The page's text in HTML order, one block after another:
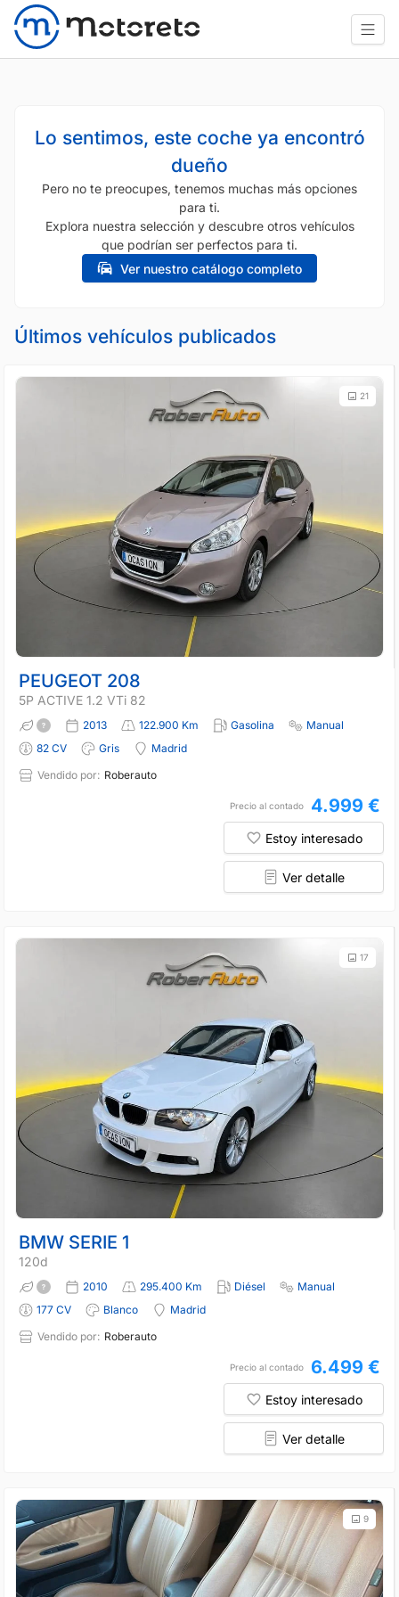
Lo sentimos, este coche ya encontró
dueño
Pero no te preocupes, tenemos muchas más opciones
para ti.
Explora nuestra selección y descubre otros vehículos
que podrían ser perfectos para ti.
Ver nuestro catálogo completo
Últimos vehículos publicados
21
PEUGEOT 208
5P ACTIVE 1.2 VTi 82
2013 122.900 Km Gasolina
Manual
82 CV
Gris
Madrid
Vendido por: Roberauto
Precio al contado 4.999 €
Estoy interesado
Ver detalle
17
BMW SERIE 1
120d
2010 295.400 Km Diésel
Manual
177 CV
Blanco
Madrid
Vendido por: Roberauto
Precio al contado 6.499 €
Estoy interesado
Ver detalle
9